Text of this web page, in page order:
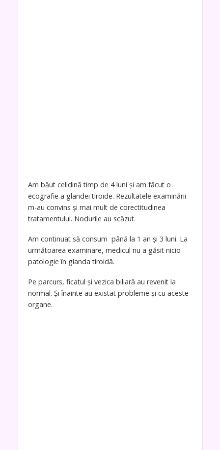
Am băut celidină timp de 4 luni și am făcut o
ecografie a glandei tiroide. Rezultatele examinării
m-au convins și mai mult de corectitudinea
tratamentului. Nodurile au scăzut.
Am continuat să consum până la 1 an și 3 luni. La
următoarea examinare, medicul nu a găsit nicio
patologie în glanda tiroidă.
Pe parcurs, ficatul și vezica biliară au revenit la
normal. Și înainte au existat probleme și cu aceste
organe.